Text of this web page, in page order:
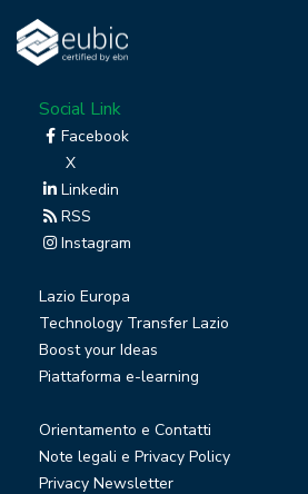
Social Link
Facebook
X
Linkedin
RSS
Instagram
Lazio Europa
Technology Transfer Lazio
Boost your Ideas
Piattaforma e-learning
Orientamento e Contatti
Note legali e Privacy Policy
Privacy Newsletter